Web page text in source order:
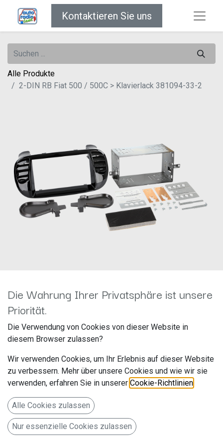
Kontaktieren Sie uns
Alle Produkte
2-DIN RB Fiat 500 / 500C > Klavierlack 381094-33-2
2-DIN RB Fiat 500 / 500C >
Klavierlack 381094-33-2
Hersteller: ACV
Artikelnummer: 381094-33-2
acv GmbH
41812 Erkelenz
Deutschland www.acvgmbh.de
Die Wahrung Ihrer Privatsphäre ist unsere
Priorität.
Die Verwendung von Cookies von dieser Website in
diesem Browser zulassen?
Wir verwenden Cookies, um Ihr Erlebnis auf dieser Website
zu verbessern. Mehr über unsere Cookies und wie wir sie
verwenden, erfahren Sie in unserer Cookie-Richtlinien
Alle Cookies zulassen
Nur essenzielle Cookies zulassen